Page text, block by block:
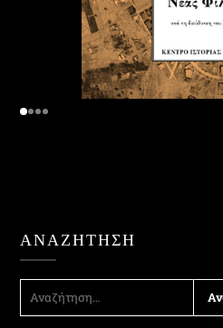
ΑΝΑΖΉΤΗΣΗ
ΑΝΑΖΉΤΗΣΗ
ΓΙΑ: